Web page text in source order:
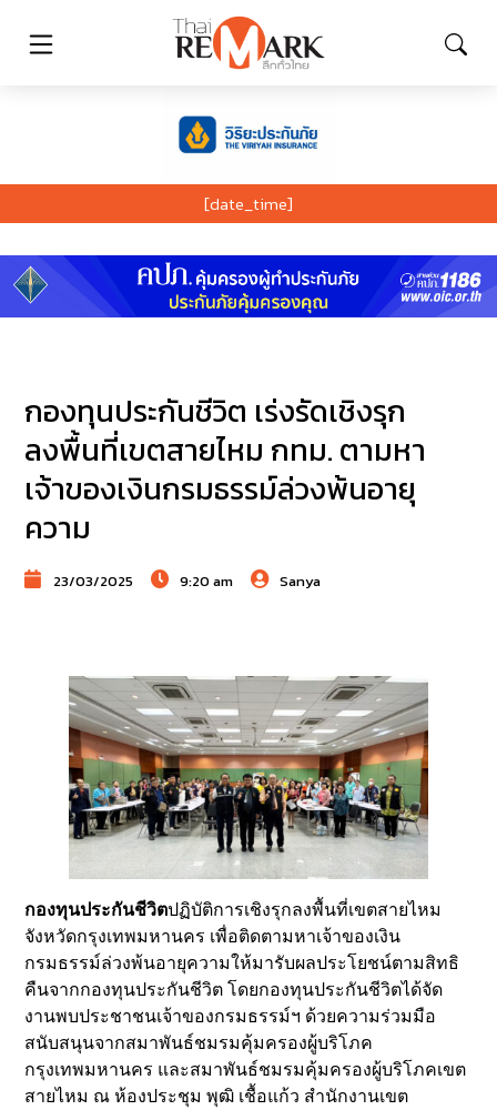
[date_time]
กองทุนประกันชีวิต เร่งรัดเชิงรุก
ลงพื้นที่เขตสายไหม กทม. ตามหา
เจ้าของเงินกรมธรรม์ล่วงพ้นอายุ
ความ
23/03/2025 9:20 am Sanya
กองทุนประกันชีวิตปฏิบัติการเชิงรุกลงพื้นที่เขตสายไหม
จังหวัดกรุงเทพมหานคร เพื่อติดตามหาเจ้าของเงิน
กรมธรรม์ล่วงพ้นอายุความให้มารับผลประโยชน์ตามสิทธิ
คืนจากกองทุนประกันชีวิต โดยกองทุนประกันชีวิตได้จัด
งานพบประชาชนเจ้าของกรมธรรม์ฯ ด้วยความร่วมมือ
สนับสนุนจากสมาพันธ์ชมรมคุ้มครองผู้บริโภค
กรุงเทพมหานคร และสมาพันธ์ชมรมคุ้มครองผู้บริโภคเขต
สายไหม ณ ห้องประชุม พุฒิ เชื้อแก้ว สำนักงานเขต